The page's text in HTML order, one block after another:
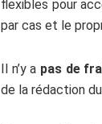
flexibles pour
par cas et le
Il n’y a pas de
de la rédaction